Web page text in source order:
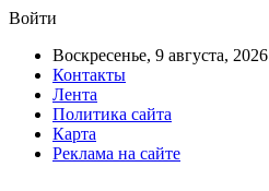
Войти
Воскресенье, 9 августа, 2026
Контакты
Лента
Политика сайта
Карта
Реклама на сайте